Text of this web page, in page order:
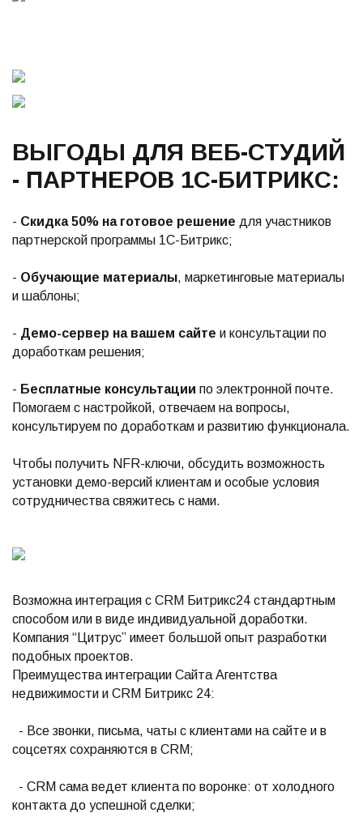
ВЫГОДЫ ДЛЯ ВЕБ-СТУДИЙ
- ПАРТНЕРОВ 1С-БИТРИКС:
- Скидка 50% на готовое решение для участников
партнерской программы 1С-Битрикс;
- Обучающие материалы, маркетинговые материалы
и шаблоны;
- Демо-сервер на вашем сайте и консультации по
доработкам решения;
- Бесплатные консультации по электронной почте.
Помогаем с настройкой, отвечаем на вопросы,
консультируем по доработкам и развитию функционала.
Чтобы получить NFR-ключи, обсудить возможность
установки демо-версий клиентам и особые условия
сотрудничества свяжитесь с нами.
Возможна интеграция с СRM Битрикс24 стандартным
способом или в виде индивидуальной доработки.
Компания “Цитрус” имеет большой опыт разработки
подобных проектов.
Преимущества интеграции Сайта Агентства
недвижимости и CRM Битрикс 24:
- Все звонки, письма, чаты с клиентами на сайте и в
соцсетях сохраняются в CRM;
- CRM сама ведет клиента по воронке: от холодного
контакта до успешной сделки;